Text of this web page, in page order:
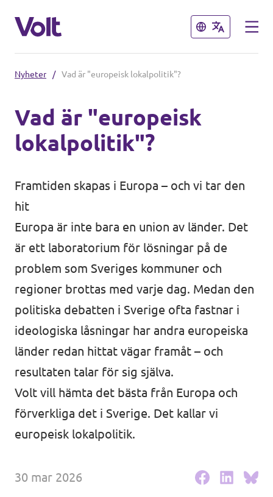
Stäng
Svenska
Regioner
Volt Stockholm
Volt Västra Götaland
Kommuner
Volt Stockholm
Volt Göteborg
Volt Kävlinge
Volt Hässleholm
Stäng
Politik
Om Volt
Personer
Nyheter
Agenda
Voltkompassen – valkompassen med alla
partier
Donera till oss
Volontärmöjligheter i Europa
Nyheter / Vad är "europeisk lokalpolitik"?
Vad är "europeisk
lokalpolitik"?
Framtiden skapas i Europa – och vi tar den
hit
Europa är inte bara en union av länder. Det
är ett laboratorium för lösningar på de
problem som Sveriges kommuner och
regioner brottas med varje dag. Medan den
politiska debatten i Sverige ofta fastnar i
ideologiska låsningar har andra europeiska
länder redan hittat vägar framåt – och
resultaten talar för sig själva.
Volt vill hämta det bästa från Europa och
förverkliga det i Sverige. Det kallar vi
europeisk lokalpolitik.
30 mar 2026